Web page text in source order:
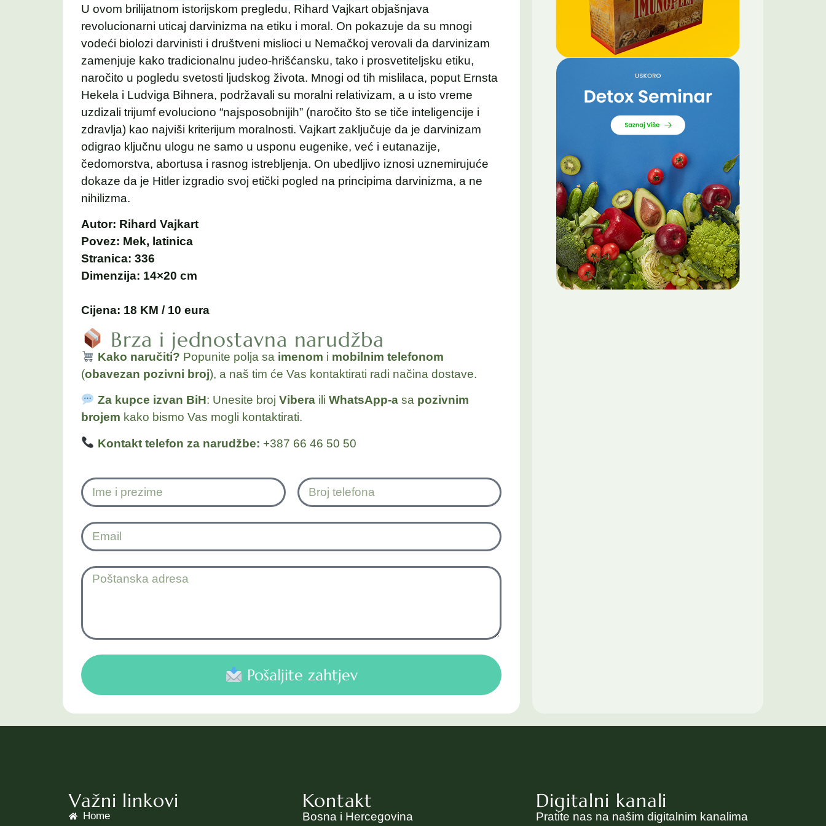
U ovom brilijatnom istorijskom pregledu, Rihard Vajkart objašnjava
revolucionarni uticaj darvinizma na etiku i moral. On pokazuje da su mnogi
vodeći biolozi darvinisti i društveni mislioci u Nemačkoj verovali da darvinizam
zamenjuje kako tradicionalnu judeo-hrišćansku, tako i prosvetiteljsku etiku,
naročito u pogledu svetosti ljudskog života. Mnogi od tih mislilaca, poput Ernsta
Hekela i Ludviga Bihnera, podržavali su moralni relativizam, a u isto vreme
uzdizali trijumf evoluciono “najsposobnijih” (naročito što se tiče inteligencije i
zdravlja) kao najviši kriterijum moralnosti. Vajkart zaključuje da je darvinizam
odigrao ključnu ulogu ne samo u usponu eugenike, već i eutanazije,
čedomorstva, abortusa i rasnog istrebljenja. On ubedljivo iznosi uznemirujuće
dokaze da je Hitler izgradio svoj etički pogled na principima darvinizma, a ne
nihilizma.
Autor: Rihard Vajkart
Povez: Mek, latinica
Stranica: 336
Dimenzija: 14×20 cm
Cijena: 18 KM / 10 eura
Brza i jednostavna narudžba
Kako naručiti? Popunite polja sa imenom i mobilnim telefonom
(obavezan pozivni broj), a naš tim će Vas kontaktirati radi načina dostave.
Za kupce izvan BiH: Unesite broj Viberaili WhatsApp-asa pozivnim
brojem kako bismo Vas mogli kontaktirati.
Kontakt telefon za narudžbe: +387 66 46 50 50
Pošaljite zahtjev
Važni linkovi
Home
Kontakt
Bosna i Hercegovina
Digitalni kanali
Pratite nas na našim digitalnim kanalima